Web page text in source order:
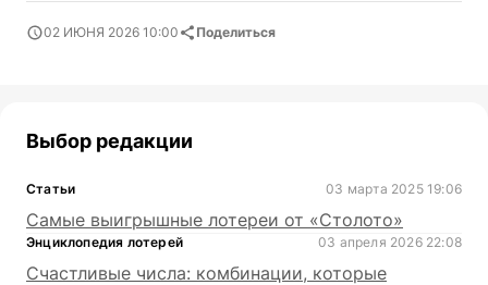
02 ИЮНЯ 2026 10:00 Поделиться
Выбор редакции
Статьи 03 марта 2025 19:06
Самые выигрышные лотереи от «Столото»
Энциклопедия лотерей 03 апреля 2026 22:08
Счастливые числа: комбинации, которые